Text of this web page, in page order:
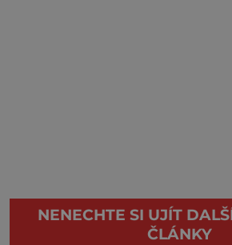
NENECHTE SI UJÍT
ČLÁNKY